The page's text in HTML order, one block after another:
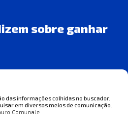
sobre ganhar
das informações colhidas no buscador.
em diversos meios de comunicação.
Comunale